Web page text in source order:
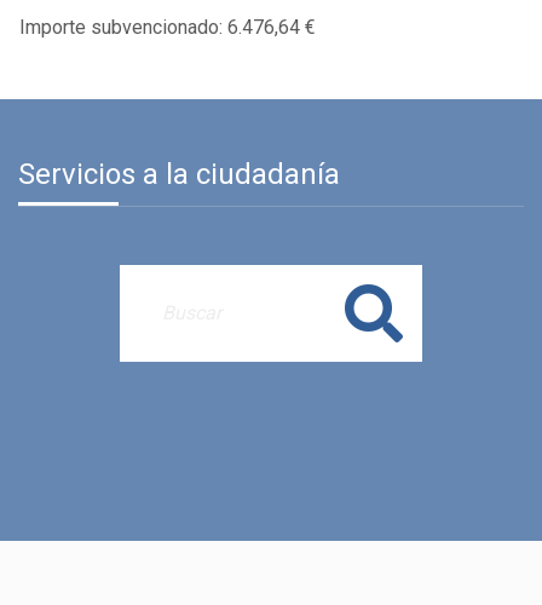
Importe subvencionado: 6.476,64 €
Servicios a la ciudadanía
Buscar